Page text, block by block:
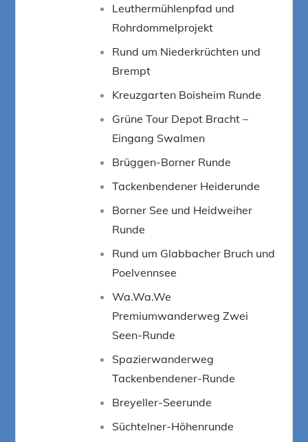
Leuthermühlenpfad und
Rohrdommelprojekt
Rund um Niederkrüchten und
Brempt
Kreuzgarten Boisheim Runde
Grüne Tour Depot Bracht –
Eingang Swalmen
Brüggen-Borner Runde
Tackenbendener Heiderunde
Borner See und Heidweiher
Runde
Rund um Glabbacher Bruch und
Poelvennsee
Wa.Wa.We
Premiumwanderweg Zwei
Seen-Runde
Spazierwanderweg
Tackenbendener-Runde
Breyeller-Seerunde
Süchtelner-Höhenrunde